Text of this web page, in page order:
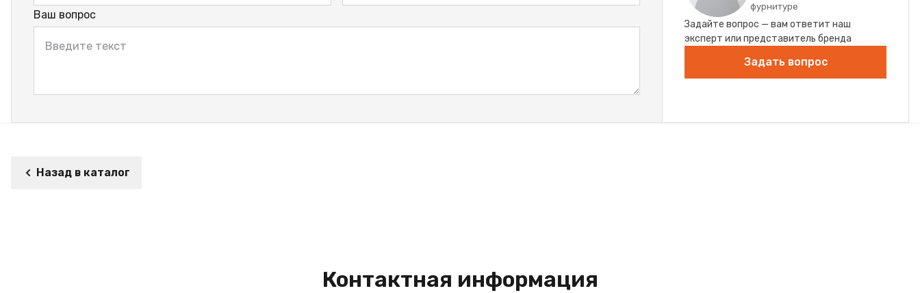
Ваш вопрос
фурнитуре
Задайте вопрос — вам ответит наш
эксперт или представитель бренда
Задать вопрос
Назад в каталог
Контактная информация